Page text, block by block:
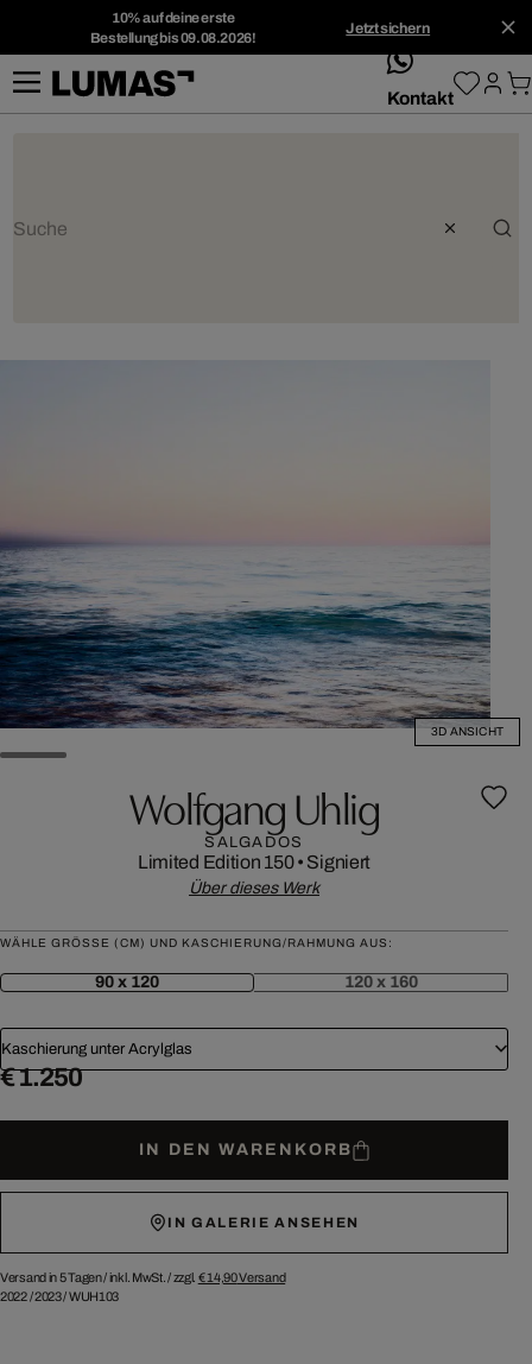
10% auf deine erste
Bestellung bis 09.08.2026!
Jetzt sichern
whatsApp
Kontakt
3D ANSICHT
Wolfgang Uhlig
SALGADOS
Limited Edition 150• Signiert
Über dieses Werk
WÄHLE GRÖSSE (CM) UND KASCHIERUNG/RAHMUNG AUS:
90 x 120 120 x 160
Kaschierung unter Acrylglas
€ 1.250
IN DEN WARENKORB
IN GALERIE ANSEHEN
Versand in 5 Tagen /inkl. MwSt. / zzgl. € 14,90Versand
2022/2023/WUH103